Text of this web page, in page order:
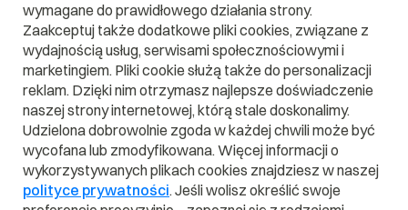
Serwery: sd_UP12
Skonfiguruj wybrany pakiet i sprawdź, co
najchętniej wybierali do niego inni
użytkownicy.
Procesor: Intel E2236, 6c/12t, 3,4GHz /
4,8GHz
Dysk: 2 x 2 TB HDD
wymagane do prawidłowego działania strony.
Zaakceptuj także dodatkowe pliki cookies, związane z
wydajnością usług, serwisami społecznościowymi i
marketingiem. Pliki cookie służą także do personalizacji
reklam. Dzięki nim otrzymasz najlepsze doświadczenie
naszej strony internetowej, którą stale doskonalimy.
Udzielona dobrowolnie zgoda w każdej chwili może być
wycofana lub zmodyfikowana. Więcej informacji o
wykorzystywanych plikach cookies znajdziesz w naszej
polityce prywatności. Jeśli wolisz określić swoje